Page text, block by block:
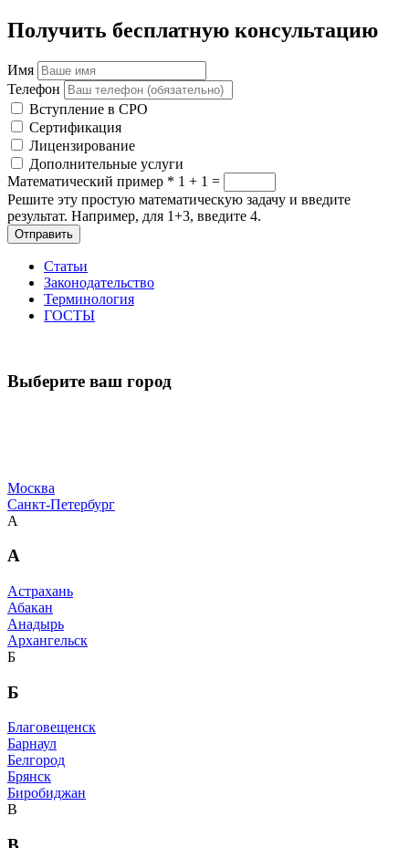
Получить бесплатную консультацию
Имя
Телефон
Вступление в СРО
Сертификация
Лицензирование
Дополнительные услуги
Математический пример * 1 + 1 =
Решите эту простую математическую задачу и введите
результат. Например, для 1+3, введите 4.
Отправить
Статьи
Законодательство
Терминология
ГОСТЫ
Выберите ваш город
Москва
Санкт-Петербург
А
А
Астрахань
Абакан
Анадырь
Архангельск
Б
Б
Благовещенск
Барнаул
Белгород
Брянск
Биробиджан
В